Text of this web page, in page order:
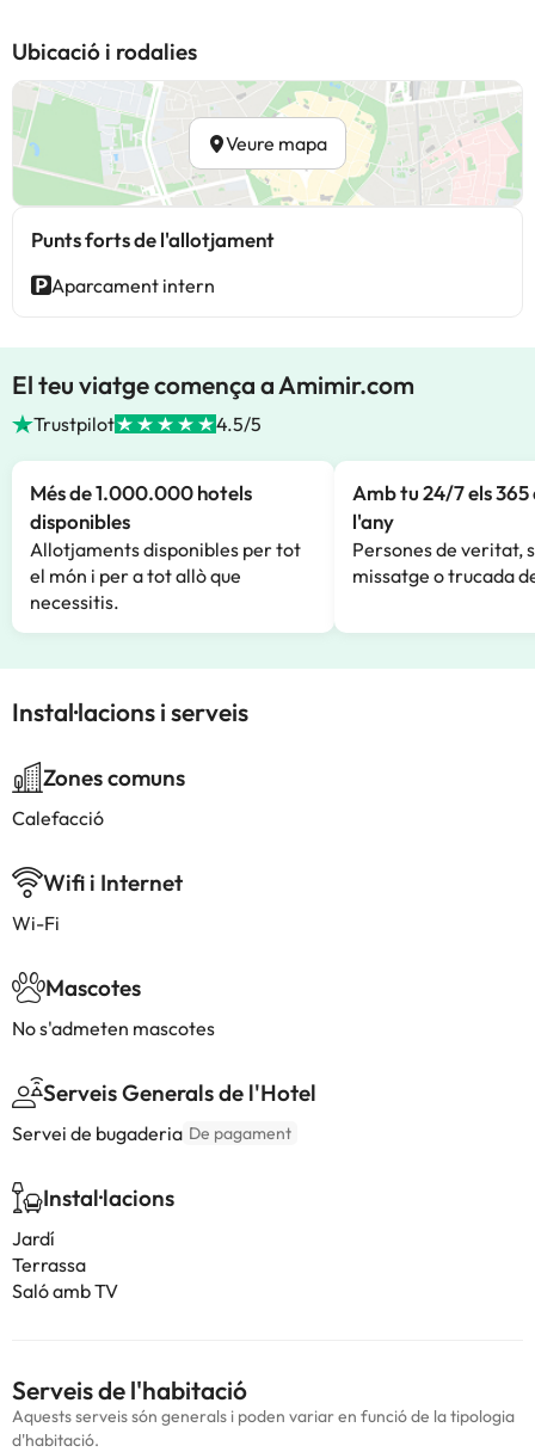
Ubicació i rodalies
Veure mapa
Punts forts de l'allotjament
Aparcament intern
El teu viatge comença a Amimir.com
Trustpilot 4.5/5
Més de 1.000.000 hotels
disponibles
Allotjaments disponibles per tot
el món i per a tot allò que
necessitis.
Amb tu 24/7 els 365
l'any
Persones de veritat,
missatge o trucada
Instal·lacions i serveis
Zones comuns
Calefacció
Wifi i Internet
Wi-Fi
Mascotes
No s'admeten mascotes
Serveis Generals de l'Hotel
Servei de bugaderia De pagament
Instal·lacions
Jardí
Terrassa
Saló amb TV
Serveis de l'habitació
Aquests serveis són generals i poden variar en funció de la tipologia
d'habitació.